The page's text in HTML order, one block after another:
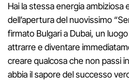
Hai la stessa energia ambiziosa
dell’apertura del nuovissimo
firmato Bulgari a Dubai, un
attrarre e diventare
creare qualcosa che non passi
abbia il sapore del successo